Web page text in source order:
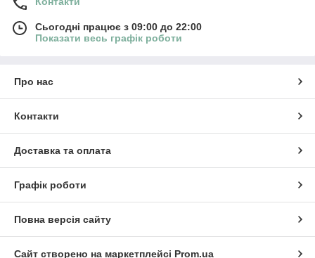
Сьогодні працює з 09:00 до 22:00
Показати весь графік роботи
Про нас
Контакти
Доставка та оплата
Графік роботи
Повна версія сайту
Сайт створено на маркетплейсі Prom.ua